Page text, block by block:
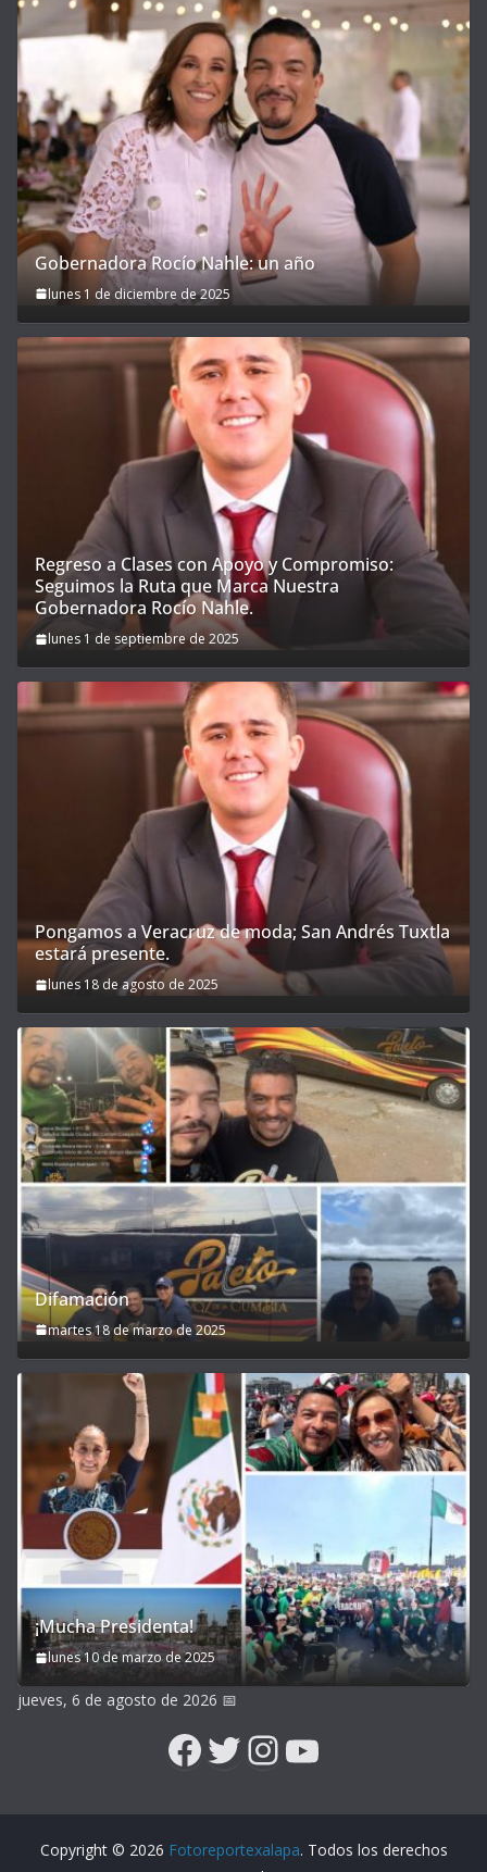
Gobernadora Rocío Nahle: un año
lunes 1 de diciembre de 2025
Regreso a Clases con Apoyo y Compromiso:
Seguimos la Ruta que Marca Nuestra
Gobernadora Rocío Nahle.
lunes 1 de septiembre de 2025
Pongamos a Veracruz de moda; San Andrés Tuxtla
estará presente.
lunes 18 de agosto de 2025
Difamación
martes 18 de marzo de 2025
¡Mucha Presidenta!
lunes 10 de marzo de 2025
jueves, 6 de agosto de 2026 📅
Facebook
Twitter
Instagram
YouTube
Copyright © 2026 Fotoreportexalapa. Todos los derechos